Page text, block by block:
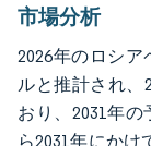
市場分析
2026年のロシア
ルと推計され、
おり、2031年の
ら2031年にかけ